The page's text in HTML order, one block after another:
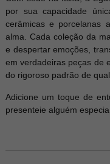
por sua capacidade
cerâmicas e porcelanas
alma. Cada coleção da
e despertar emoções,
em verdadeiras peças de
do rigoroso padrão de
Adicione um toque de
presenteie alguém